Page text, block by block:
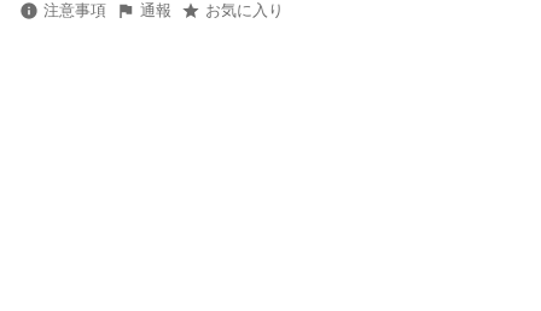
注意事項 通報 お気に入り